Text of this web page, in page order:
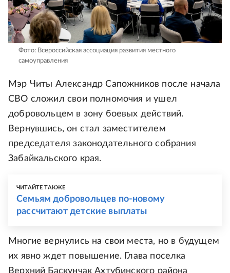
Фото: Всероссийская ассоциация развития местного
самоуправления
Мэр Читы Александр Сапожников после начала
СВО сложил свои полномочия и ушел
добровольцем в зону боевых действий.
Вернувшись, он стал заместителем
председателя законодательного собрания
Забайкальского края.
ЧИТАЙТЕ ТАКЖЕ
Семьям добровольцев по-новому
рассчитают детские выплаты
Многие вернулись на свои места, но в будущем
их явно ждет повышение. Глава поселка
Верхний Баскунчак Ахтубинского района